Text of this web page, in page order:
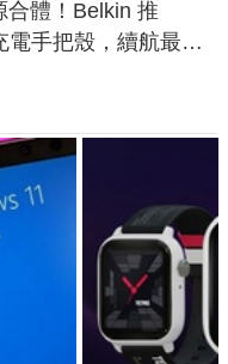
合體！Belkin 推
電手把殼，續航最高